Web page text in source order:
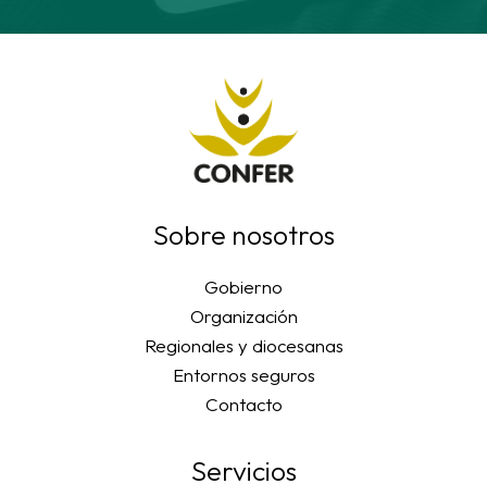
Sobre nosotros
Gobierno
Organización
Regionales y diocesanas
Entornos seguros
Contacto
Servicios